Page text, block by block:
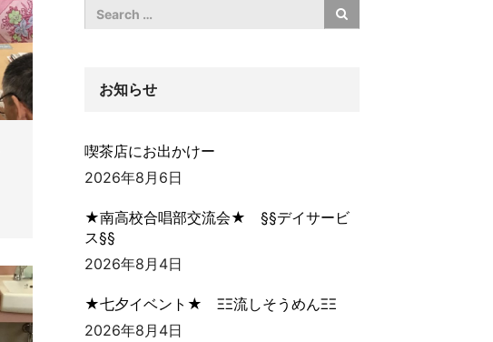
お知らせ
喫茶店にお出かけー
2026年8月6日
★南高校合唱部交流会★ §§デイサービ
ス§§
2026年8月4日
★七夕イベント★ ΞΞ流しそうめんΞΞ
2026年8月4日